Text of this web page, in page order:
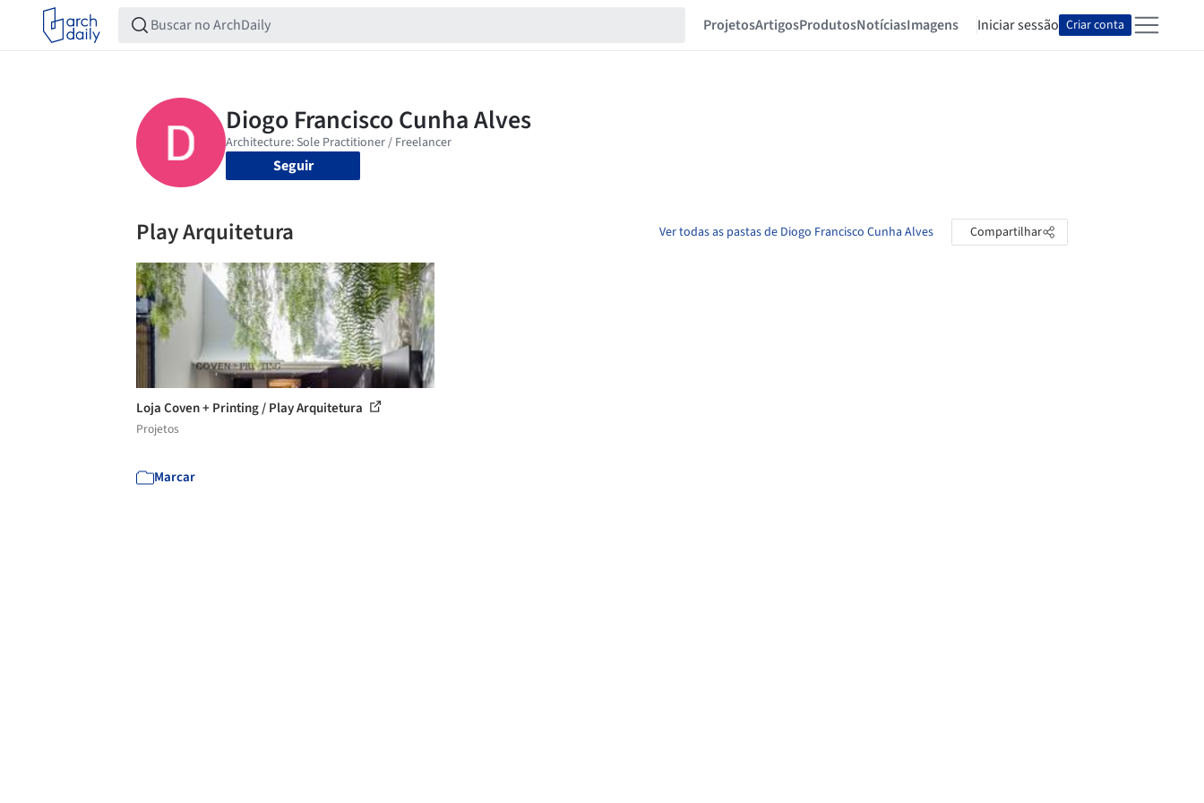
ProjetosArtigosProdutosNotíciasImagens Iniciar sessão Criar conta
Seguir
Play Arquitetura Ver todas as pastas de Diogo Francisco Cunha Alves Compartilhar
Loja Coven + Printing / Play Arquitetura
Projetos
Marcar